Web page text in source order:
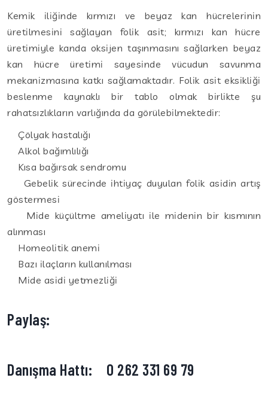
Kemik iliğinde kırmızı ve beyaz kan hücrelerinin
üretilmesini sağlayan folik asit; kırmızı kan hücre
üretimiyle kanda oksijen taşınmasını sağlarken beyaz
kan hücre üretimi sayesinde vücudun savunma
mekanizmasına katkı sağlamaktadır. Folik asit eksikliği
beslenme kaynaklı bir tablo olmak birlikte şu
rahatsızlıkların varlığında da görülebilmektedir:
Çölyak hastalığı
Alkol bağımlılığı
Kısa bağırsak sendromu
Gebelik sürecinde ihtiyaç duyulan folik asidin artış
göstermesi
Mide küçültme ameliyatı ile midenin bir kısmının
alınması
Homeolitik anemi
Bazı ilaçların kullanılması
Mide asidi yetmezliği
Paylaş:
Danışma Hattı: 0 262 331 69 79